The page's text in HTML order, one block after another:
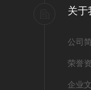
关于
公司
荣誉
企业